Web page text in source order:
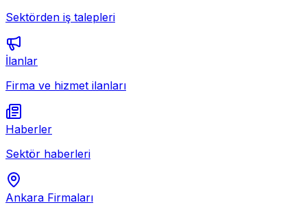
Sektörden iş talepleri
İlanlar
Firma ve hizmet ilanları
Haberler
Sektör haberleri
Ankara Firmaları